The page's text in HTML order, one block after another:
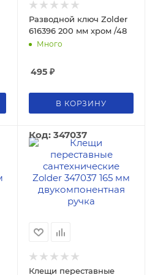
Разводной ключ Zolder
616396 200 мм хром /48
Много
495 ₽
В КОРЗИНУ
Код: 347037
Клещи переставные